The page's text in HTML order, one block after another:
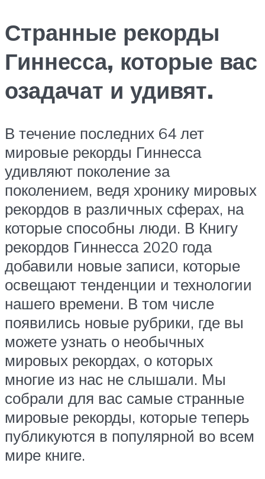
Странные рекорды
Гиннесса, которые вас
озадачат и удивят.
В течение последних 64 лет
мировые рекорды Гиннесса
удивляют поколение за
поколением, ведя хронику мировых
рекордов в различных сферах, на
которые способны люди. В Книгу
рекордов Гиннесса 2020 года
добавили новые записи, которые
освещают тенденции и технологии
нашего времени. В том числе
появились новые рубрики, где вы
можете узнать о необычных
мировых рекордах, о которых
многие из нас не слышали. Мы
собрали для вас самые странные
мировые рекорды, которые теперь
публикуются в популярной во всем
мире книге.